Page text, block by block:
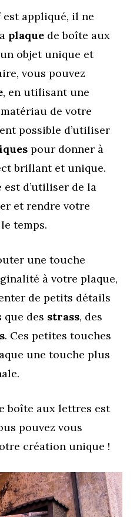
appliqué, il ne
plaque de boîte aux
objet unique et
vous pouvez
, en utilisant une
de votre
possible d’utiliser
pour donner à
brillant et unique.
d’utiliser de la
et rendre votre
temps.
une touche
à votre plaque,
de petits détails
des strass, des
. Ces petites touches
une touche plus
boîte aux lettres est
pouvez vous
création unique !